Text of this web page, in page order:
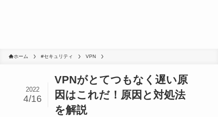
ホーム #セキュリティ VPN
VPNがとてつもなく遅い原
因はこれだ！原因と対処法
を解説
2022
4/16